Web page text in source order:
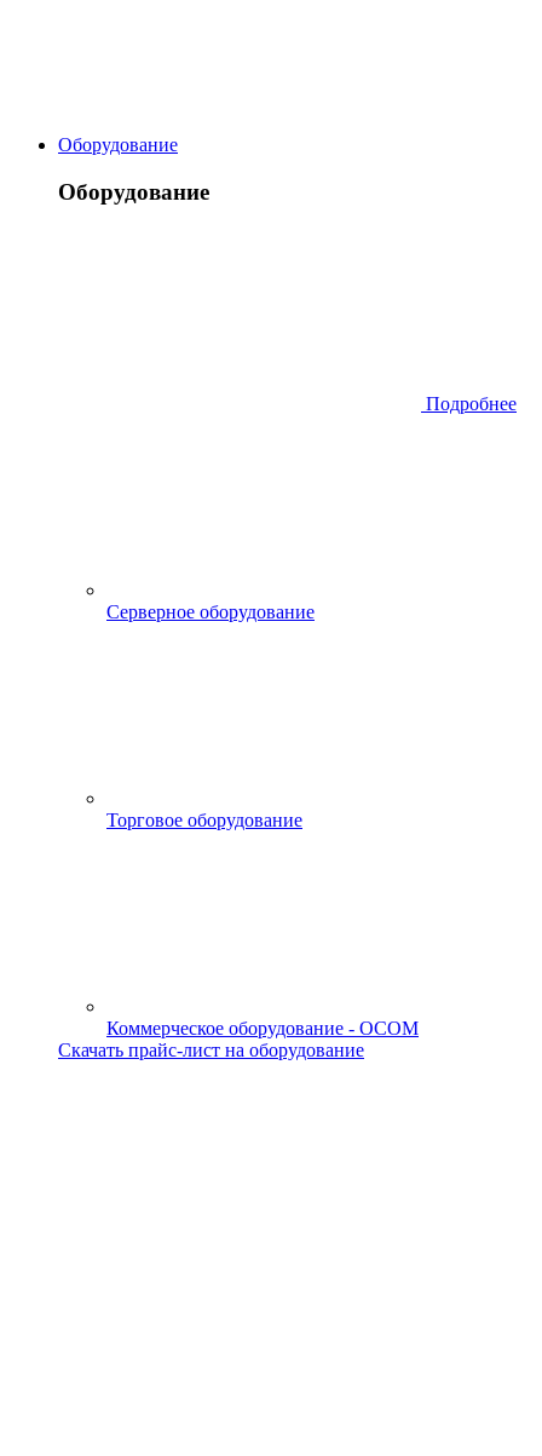
Оборудование
Оборудование
Подробнее
Серверное оборудование
Торговое оборудование
Коммерческое оборудование - OCOM
Скачать прайс-лист на оборудование